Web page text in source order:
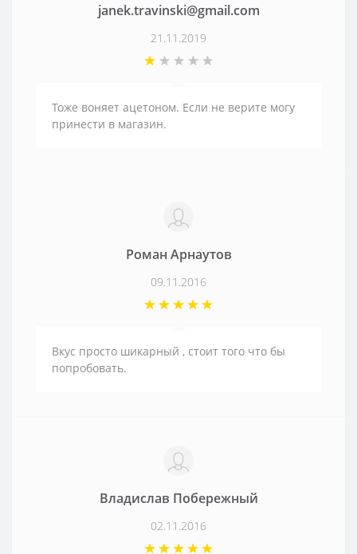
janek.travinski@gmail.com
21.11.2019
Тоже воняет ацетоном. Если не верите могу
принести в магазин.
Роман Арнаутов
09.11.2016
Вкус просто шикарный , стоит того что бы
попробовать.
Владислав Побережный
02.11.2016